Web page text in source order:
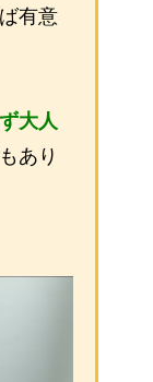
有意
大人
あり